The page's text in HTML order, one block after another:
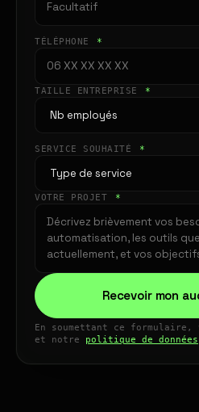
TÉLÉPHONE *
TAILLE ENTREPRISE *
SERVICE SOUHAITÉ *
VOTRE PROJET *
Recevoir mon
En soumettant ce formulaire,
et notre politique de données